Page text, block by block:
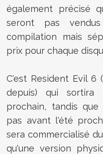
également précisé
seront pas
compilation mais
prix pour chaque
C'est Resident Evil 6
depuis) qui
prochain, tandis
pas avant l'été
sera commercialisé
qu'une version